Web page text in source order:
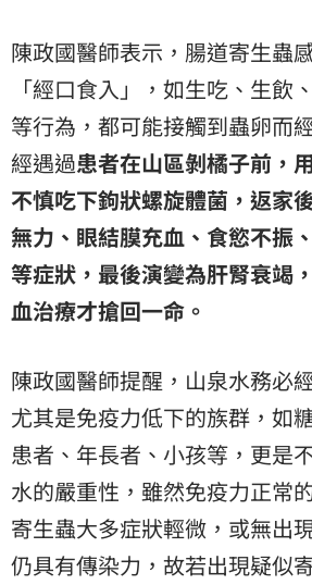
陳政國醫師表示，腸道寄生蟲
「經口食入」，如生吃、生飲
等行為，都可能接觸到蟲卵而
經遇過患者在山區剝橘子前，
不慎吃下鉤狀螺旋體菌，返家
無力、眼結膜充血、食慾不振
等症狀，最後演變為肝腎衰竭
血治療才搶回一命。
陳政國醫師提醒，山泉水務必
尤其是免疫力低下的族群，如
患者、年長者、小孩等，更是
水的嚴重性，雖然免疫力正常
寄生蟲大多症狀輕微，或無出
仍具有傳染力，故若出現疑似